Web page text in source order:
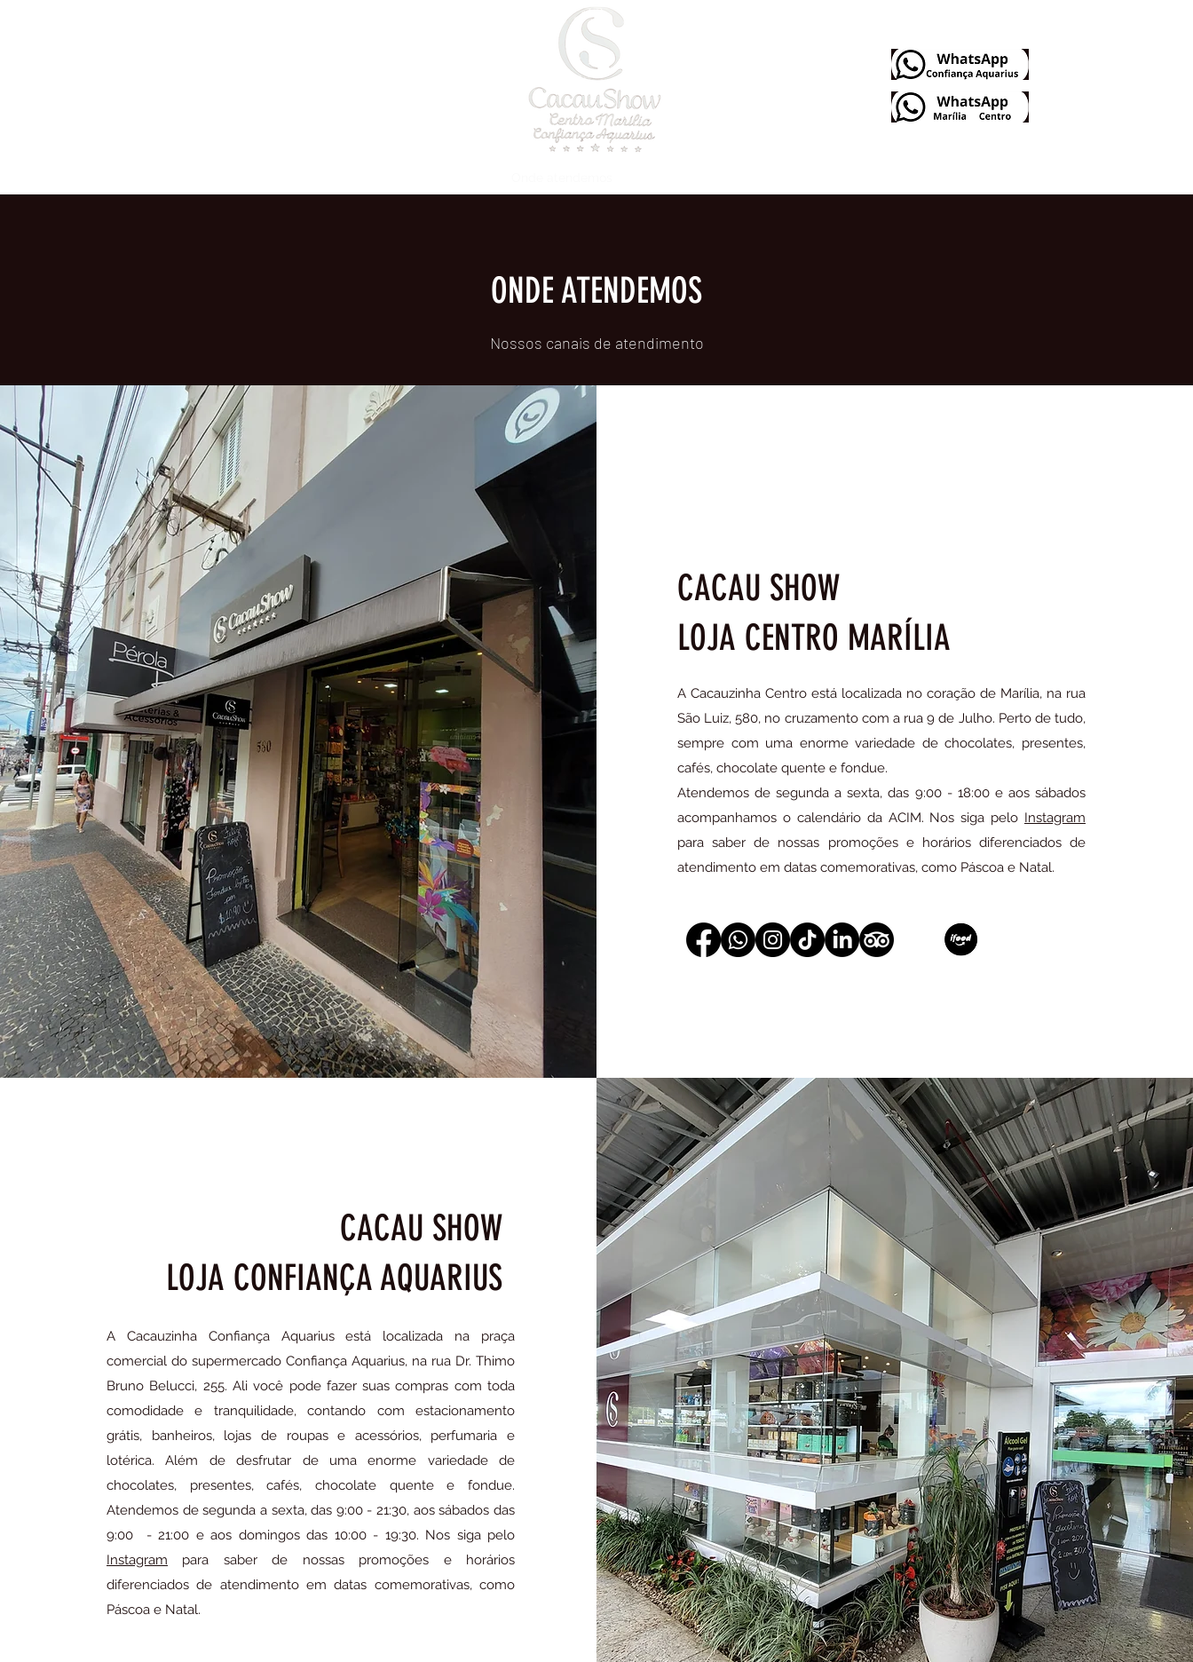
ONDE ATENDEMOS
Nossos canais de atendimento
CACAU SHOW
LOJA CENTRO MARÍLIA
A Cacauzinha Centro está localizada no coração de Marília, na rua
São Luiz, 580, no cruzamento com a rua 9 de Julho. Perto de tudo,
sempre com uma enorme variedade de chocolates, presentes,
cafés, chocolate quente e fondue.
Atendemos de segunda a sexta, das 9:00 - 18:00 e aos sábados
acompanhamos o calendário da ACIM. Nos siga pelo Instagram
para saber de nossas promoções e horários diferenciados de
atendimento em datas comemorativas, como Páscoa e Natal.
CACAU SHOW
LOJA CONFIANÇA AQUARIUS
A Cacauzinha Confiança Aquarius está localizada na praça
comercial do supermercado Confiança Aquarius, na rua Dr. Thimo
Bruno Belucci, 255. Ali você pode fazer suas compras com toda
comodidade e tranquilidade, contando com estacionamento
grátis, banheiros, lojas de roupas e acessórios, perfumaria e
lotérica. Além de desfrutar de uma enorme variedade de
chocolates, presentes, cafés, chocolate quente e fondue.
Atendemos de segunda a sexta, das 9:00 - 21:30, aos sábados das
9:00 - 21:00 e aos domingos das 10:00 - 19:30. Nos siga pelo
Instagram para saber de nossas promoções e horários
diferenciados de atendimento em datas comemorativas, como
Páscoa e Natal.